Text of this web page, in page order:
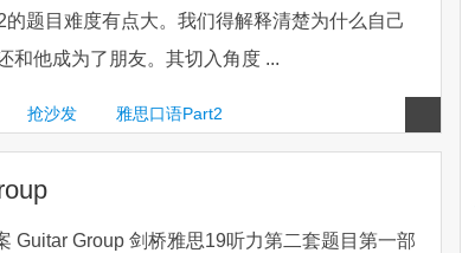
题目难度有点大。我们得解释清楚为什么自己
和他成为了朋友。其切入角度 ...
抢沙发 雅思口语Part2
more
Guitar Group 剑桥雅思19听力第二套题目第一部